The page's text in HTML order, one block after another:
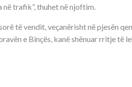
në trafik”, thuhet në njoftim.
të vendit, veçanërisht në pjesën
e Binçës, kanë shënuar rritje të